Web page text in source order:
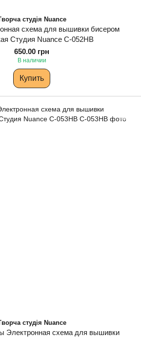
студія Nuance
схема для вышивки бисером
Студия Nuance С-052НВ
650.00 грн
В наличии
Купить
студія Nuance
Электронная схема для вышивки